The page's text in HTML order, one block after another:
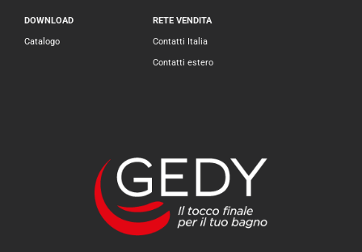
DOWNLOAD
Catalogo
RETE VENDITA
Contatti Italia
Contatti estero